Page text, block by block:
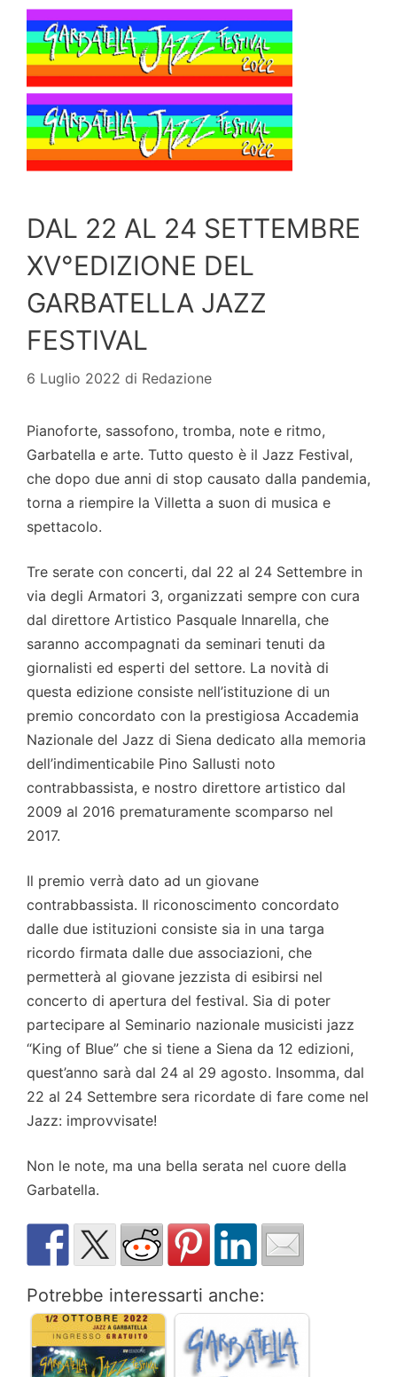
DAL 22 AL 24 SETTEMBRE
XV°EDIZIONE DEL
GARBATELLA JAZZ
FESTIVAL
6 Luglio 2022 di Redazione
Pianoforte, sassofono, tromba, note e ritmo,
Garbatella e arte. Tutto questo è il Jazz Festival,
che dopo due anni di stop causato dalla pandemia,
torna a riempire la Villetta a suon di musica e
spettacolo.
Tre serate con concerti, dal 22 al 24 Settembre in
via degli Armatori 3, organizzati sempre con cura
dal direttore Artistico Pasquale Innarella, che
saranno accompagnati da seminari tenuti da
giornalisti ed esperti del settore. La novità di
questa edizione consiste nell’istituzione di un
premio concordato con la prestigiosa Accademia
Nazionale del Jazz di Siena dedicato alla memoria
dell’indimenticabile Pino Sallusti noto
contrabbassista, e nostro direttore artistico dal
2009 al 2016 prematuramente scomparso nel
2017.
Il premio verrà dato ad un giovane
contrabbassista. Il riconoscimento concordato
dalle due istituzioni consiste sia in una targa
ricordo firmata dalle due associazioni, che
permetterà al giovane jezzista di esibirsi nel
concerto di apertura del festival. Sia di poter
partecipare al Seminario nazionale musicisti jazz
“King of Blue” che si tiene a Siena da 12 edizioni,
quest’anno sarà dal 24 al 29 agosto. Insomma, dal
22 al 24 Settembre sera ricordate di fare come nel
Jazz: improvvisate!
Non le note, ma una bella serata nel cuore della
Garbatella.
Potrebbe interessarti anche: